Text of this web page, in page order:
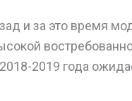
и за это время
2019 года